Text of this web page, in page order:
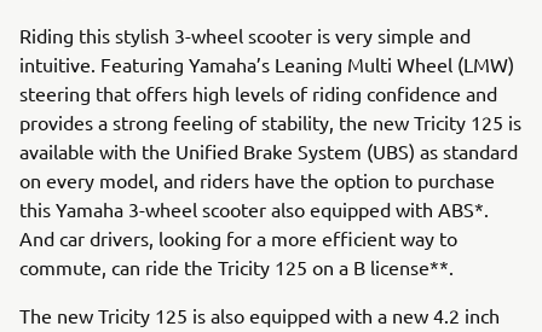
Riding this stylish 3-wheel scooter is very simple and
intuitive. Featuring Yamaha’s Leaning Multi Wheel (LMW)
steering that offers high levels of riding confidence and
provides a strong feeling of stability, the new Tricity 125 is
available with the Unified Brake System (UBS) as standard
on every model, and riders have the option to purchase
this Yamaha 3-wheel scooter also equipped with ABS*.
And car drivers, looking for a more efficient way to
commute, can ride the Tricity 125 on a B license**.
The new Tricity 125 is also equipped with a new 4.2 inch